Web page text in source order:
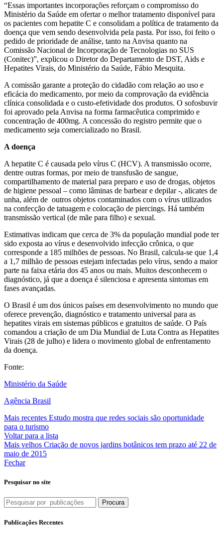
“Essas importantes incorporações reforçam o compromisso do
Ministério da Saúde em ofertar o melhor tratamento disponível para
os pacientes com hepatite C e consolidam a política de tratamento da
doença que vem sendo desenvolvida pela pasta. Por isso, foi feito o
pedido de prioridade de análise, tanto na Anvisa quanto na
Comissão Nacional de Incorporação de Tecnologias no SUS
(Conitec)”, explicou o Diretor do Departamento de DST, Aids e
Hepatites Virais, do Ministério da Saúde, Fábio Mesquita.
A comissão garante a proteção do cidadão com relação ao uso e
eficácia do medicamento, por meio da comprovação da evidência
clínica consolidada e o custo-efetividade dos produtos. O sofosbuvir
foi aprovado pela Anvisa na forma farmacêutica comprimido e
concentração de 400mg. A concessão do registro permite que o
medicamento seja comercializado no Brasil.
A doença
A hepatite C é causada pelo vírus C (HCV). A transmissão ocorre,
dentre outras formas, por meio de transfusão de sangue,
compartilhamento de material para preparo e uso de drogas, objetos
de higiene pessoal – como lâminas de barbear e depilar -, alicates de
unha, além de outros objetos contaminados com o vírus utilizados
na confecção de tatuagem e colocação de piercings. Há também
transmissão vertical (de mãe para filho) e sexual.
Estimativas indicam que cerca de 3% da população mundial pode ter
sido exposta ao vírus e desenvolvido infecção crônica, o que
corresponde a 185 milhões de pessoas. No Brasil, calcula-se que 1,4
a 1,7 milhão de pessoas estejam infectadas pelo vírus, sendo a maior
parte na faixa etária dos 45 anos ou mais. Muitos desconhecem o
diagnóstico, já que a doença é silenciosa e apresenta sintomas em
fases avançadas.
O Brasil é um dos únicos países em desenvolvimento no mundo que
oferece prevenção, diagnóstico e tratamento universal para as
hepatites virais em sistemas públicos e gratuitos de saúde. O País
comandou a criação de um Dia Mundial de Luta Contra as Hepatites
Virais (28 de julho) e lidera o movimento global de enfrentamento
da doença.
Fonte:
Ministério da Saúde
Agência Brasil
Mais recentes Estudo mostra que redes sociais são oportunidade
para o turismo
Voltar para a lista
Mais velhos Criação de novos jardins botânicos tem prazo até 22 de
maio de 2015
Fechar
Pesquisar no site
Procura
Publicações Recentes